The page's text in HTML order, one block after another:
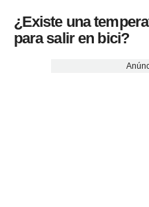
¿Existe una
para salir en bici?